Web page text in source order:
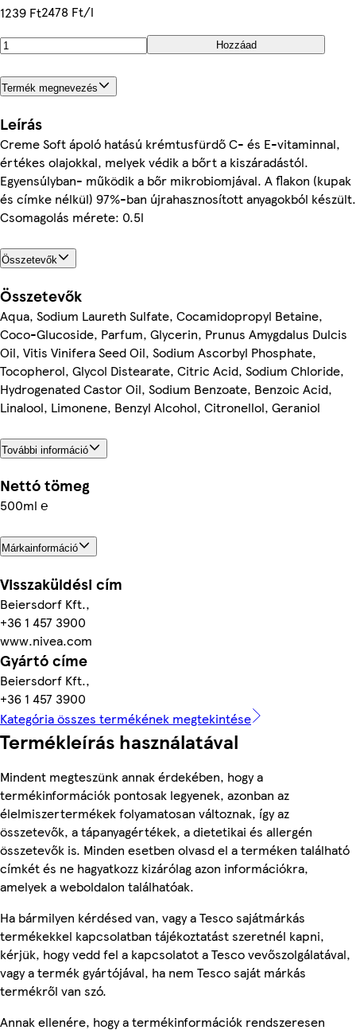
1239 Ft2478 Ft/l
Hozzáad
Termék megnevezés
Leírás
Creme Soft ápoló hatású krémtusfürdő C- és E-vitaminnal,
értékes olajokkal, melyek védik a bőrt a kiszáradástól.
Egyensúlyban- működik a bőr mikrobiomjával. A flakon (kupak
és címke nélkül) 97%-ban újrahasznosított anyagokból készült.
Csomagolás mérete: 0.5l
Összetevők
Összetevők
Aqua, Sodium Laureth Sulfate, Cocamidopropyl Betaine,
Coco-Glucoside, Parfum, Glycerin, Prunus Amygdalus Dulcis
Oil, Vitis Vinifera Seed Oil, Sodium Ascorbyl Phosphate,
Tocopherol, Glycol Distearate, Citric Acid, Sodium Chloride,
Hydrogenated Castor Oil, Sodium Benzoate, Benzoic Acid,
Linalool, Limonene, Benzyl Alcohol, Citronellol, Geraniol
További információ
Nettó tömeg
500ml ℮
Márkainformáció
Visszaküldési cím
Beiersdorf Kft.,
+36 1 457 3900
www.nivea.com
Gyártó címe
Beiersdorf Kft.,
+36 1 457 3900
Kategória összes termékének megtekintése
Termékleírás használatával
Mindent megteszünk annak érdekében, hogy a
termékinformációk pontosak legyenek, azonban az
élelmiszertermékek folyamatosan változnak, így az
összetevők, a tápanyagértékek, a dietetikai és allergén
összetevők is. Minden esetben olvasd el a terméken található
címkét és ne hagyatkozz kizárólag azon információkra,
amelyek a weboldalon találhatóak.
Ha bármilyen kérdésed van, vagy a Tesco sajátmárkás
termékekkel kapcsolatban tájékoztatást szeretnél kapni,
kérjük, hogy vedd fel a kapcsolatot a Tesco vevőszolgálatával,
vagy a termék gyártójával, ha nem Tesco saját márkás
termékről van szó.
Annak ellenére, hogy a termékinformációk rendszeresen